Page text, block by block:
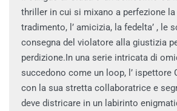
thriller in cui si mixano a perfezione la
tradimento, l’ amicizia, la fedelta’ , le
consegna del violatore alla giustizia
perdizione.In una serie intricata di
succedono come un loop, l’ ispettore
con la sua stretta collaboratrice e
deve districare in un labirinto